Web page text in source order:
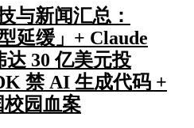
与新闻汇总：
延缓」+ Claude
达 30 亿美元投
禁 AI 生成代码 +
园血案